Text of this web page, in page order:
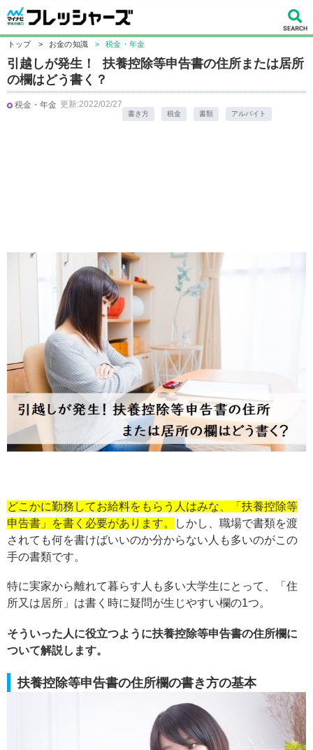
トップ > お金の知識 > 税金・年金
引越しが発生！ 扶養控除等申告書の住所または居所
の欄はどう書く？
税金・年金 更新:2022/02/27
書き方 税金 書類 アルバイト
どこかに勤務してお給料をもらう人はみな、「扶養控除等
申告書」を書く必要があります。
しかし、職場で書類を渡
されても何を書けばいいのか分からない人も多いのがこの
手の書類です。
特に実家から離れて暮らす人も多い大学生にとって、「住
所又は居所」は書く時に疑問が生じやすい欄の1つ。
そういった人に役立つように扶養控除等申告書の住所欄に
ついて解説します。
扶養控除等申告書の住所欄の書き方の基本